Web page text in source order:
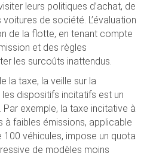
leurs politiques d’achat, de
voitures de société. L’évaluation
de la flotte, en tenant compte
et des règles
les surcoûts inattendus.
la taxe, la veille sur la
dispositifs incitatifs est un
exemple, la taxe incitative à
à faibles émissions, applicable
véhicules, impose un quota
de modèles moins